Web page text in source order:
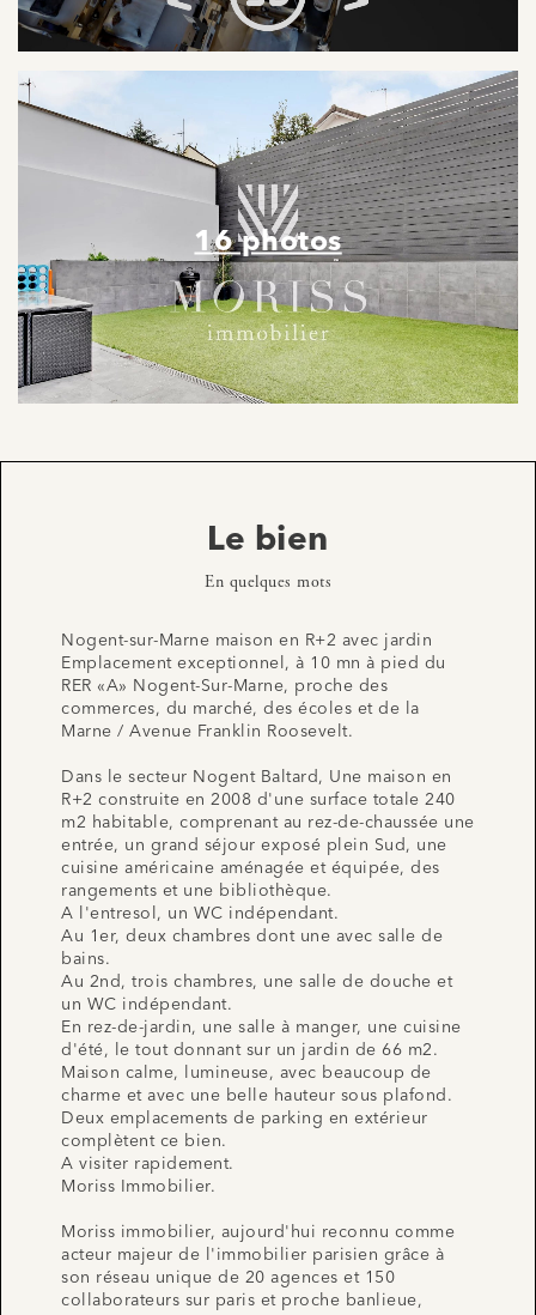
16 photos
Le bien
En quelques mots
Nogent-sur-Marne maison en R+2 avec jardin
Emplacement exceptionnel, à 10 mn à pied du
RER «A» Nogent-Sur-Marne, proche des
commerces, du marché, des écoles et de la
Marne / Avenue Franklin Roosevelt.
Dans le secteur Nogent Baltard, Une maison en
R+2 construite en 2008 d'une surface totale 240
m2 habitable, comprenant au rez-de-chaussée une
entrée, un grand séjour exposé plein Sud, une
cuisine américaine aménagée et équipée, des
rangements et une bibliothèque.
A l'entresol, un WC indépendant.
Au 1er, deux chambres dont une avec salle de
bains.
Au 2nd, trois chambres, une salle de douche et
un WC indépendant.
En rez-de-jardin, une salle à manger, une cuisine
d'été, le tout donnant sur un jardin de 66 m2.
Maison calme, lumineuse, avec beaucoup de
charme et avec une belle hauteur sous plafond.
Deux emplacements de parking en extérieur
complètent ce bien.
A visiter rapidement.
Moriss Immobilier.
Moriss immobilier, aujourd'hui reconnu comme
acteur majeur de l'immobilier parisien grâce à
son réseau unique de 20 agences et 150
collaborateurs sur paris et proche banlieue,